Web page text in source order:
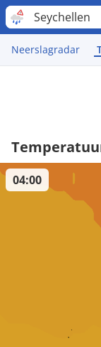
Seychellen
Neerslagradar
04:00